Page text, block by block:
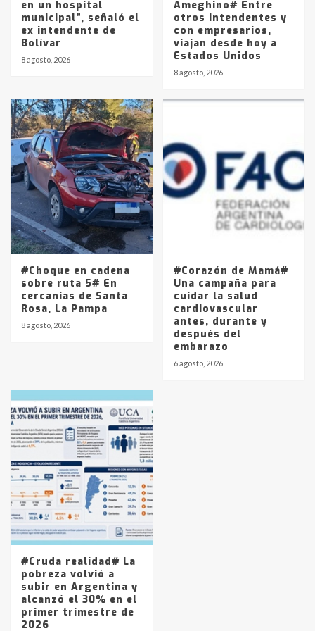
en un hospital
municipal”, señaló el
ex intendente de
Bolívar
8 agosto, 2026
Ameghino# Entre
otros intendentes y
con empresarios,
viajan desde hoy a
Estados Unidos
8 agosto, 2026
#Choque en cadena
sobre ruta 5# En
cercanías de Santa
Rosa, La Pampa
8 agosto, 2026
#Corazón de Mamá#
Una campaña para
cuidar la salud
cardiovascular
antes, durante y
después del
embarazo
6 agosto, 2026
#Cruda realidad# La
pobreza volvió a
subir en Argentina y
alcanzó el 30% en el
primer trimestre de
2026